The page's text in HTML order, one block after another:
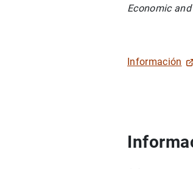
Economic
Información